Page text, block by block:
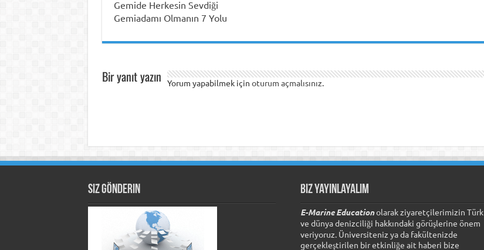
Gemide Herkesin Sevdiği
Gemiadamı Olmanın 7 Yolu
Bir yanıt yazın Yorum yapabilmek için oturum açmalısınız.
Siz Gönderin Biz Yayınlayalım
E-Marine Educationolarak ziyaretçilerimizin Türk
ve dünya denizciliği hakkındaki görüşlerine önem
veriyoruz. Üniversiteniz ya da fakültenizde
gerçekleştirilen bir etkinliğe ait haberi bize